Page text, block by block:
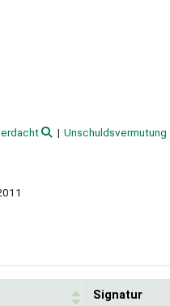
Unschuldsvermutung
Signatur